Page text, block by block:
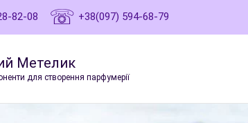
82-08 ☏ +38(097) 594-68-79
Метелик
для створення парфумерії